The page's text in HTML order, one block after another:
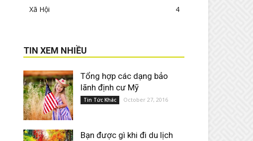
Xã Hội
4
TIN XEM NHIỀU
Tổng hợp các dạng bảo
lãnh định cư Mỹ
Tin Tức Khác October 27, 2016
Bạn được gì khi đi du lịch